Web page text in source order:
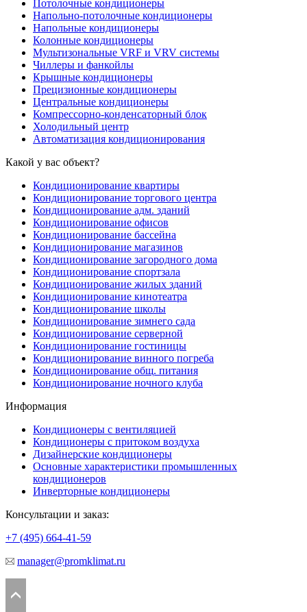
Потолочные кондиционеры
Напольно-потолочные кондиционеры
Напольные кондиционеры
Колонные кондиционеры
Мультизональные VRF и VRV системы
Чиллеры и фанкойлы
Крышные кондиционеры
Прецизионные кондиционеры
Центральные кондиционеры
Компрессорно-конденсаторный блок
Холодильный центр
Автоматизация кондиционирования
Какой у вас объект?
Кондиционирование квартиры
Кондиционирование торгового центра
Кондиционирование адм. зданий
Кондиционирование офисов
Кондиционирование бассейна
Кондиционирование магазинов
Кондиционирование загородного дома
Кондиционирование спортзала
Кондиционирование жилых зданий
Кондиционирование кинотеатра
Кондиционирование школы
Кондиционирование зимнего сада
Кондиционирование серверной
Кондиционирование гостиницы
Кондиционирование винного погреба
Кондиционирование общ. питания
Кондиционирование ночного клуба
Информация
Кондиционеры с вентиляцией
Кондиционеры с притоком воздуха
Дизайнерские кондиционеры
Основные характеристики промышленных
кондиционеров
Инверторные кондиционеры
Консультации и заказ:
+7 (495) 664-41-59
manager@promklimat.ru